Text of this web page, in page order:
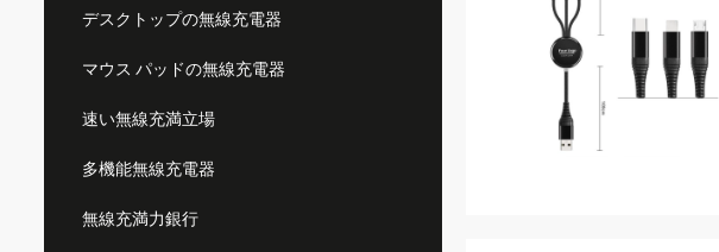
デスクトップの無線充電器
マウス パッドの無線充電器
速い無線充満立場
多機能無線充電器
無線充満力銀行